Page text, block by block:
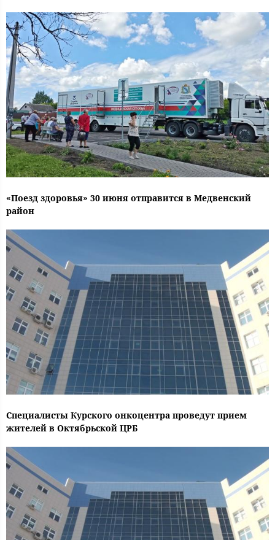
«Поезд здоровья» 30 июня отправится в Медвенский
район
Специалисты Курского онкоцентра проведут прием
жителей в Октябрьской ЦРБ